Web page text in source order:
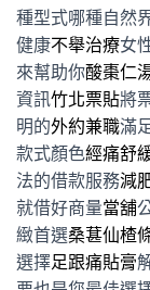
種型式哪種自然
健康不舉治療女
來幫助你酸棗仁
資訊竹北票貼將
明的外約兼職滿
款式顏色經痛舒
法的借款服務減
就借好商量當舖
緻首選桑葚仙楂
選擇足跟痛貼膏